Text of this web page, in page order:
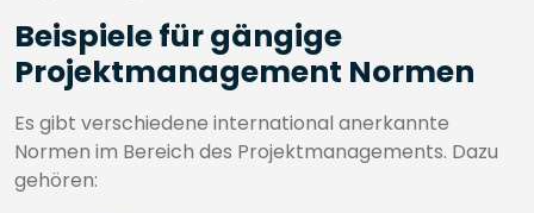
Beispiele für gängige
Projektmanagement Normen
Es gibt verschiedene international anerkannte
Normen im Bereich des Projektmanagements. Dazu
gehören: